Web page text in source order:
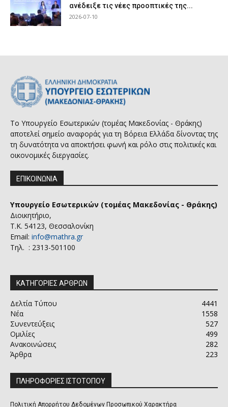
ανέδειξε τις νέες προοπτικές της...
2026-07-10
Το Υπουργείο Εσωτερικών (τομέας Μακεδονίας - Θράκης)
αποτελεί σημείο αναφοράς για τη Βόρεια Ελλάδα δίνοντας της
τη δυνατότητα να αποκτήσει φωνή και ρόλο στις πολιτικές και
οικονομικές διεργασίες.
ΕΠΙΚΟΙΝΩΝΙΑ
Υπουργείο Εσωτερικών (τομέας Μακεδονίας - Θράκης)
Διοικητήριο,
Τ.Κ. 54123, Θεσσαλονίκη
Email: info@mathra.gr
Τηλ. : 2313-501100
ΚΑΤΗΓΟΡΙΕΣ ΑΡΘΡΩΝ
Δελτία Τύπου
4441
Νέα
1558
Συνεντεύξεις
527
Ομιλίες
499
Ανακοινώσεις
282
Άρθρα
223
ΠΛΗΡΟΦΟΡΙΕΣ ΙΣΤΟΤΟΠΟΥ
Πολιτική Απορρήτου Δεδομένων Προσωπικού Χαρακτήρα